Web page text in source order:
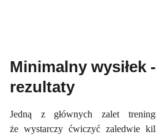
Minimalny wysiłek
rezultaty
Jedną z głównych zalet
że wystarczy ćwiczyć zaledwie